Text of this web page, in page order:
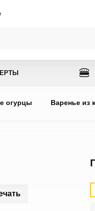
🍔
огурцы Варенье из